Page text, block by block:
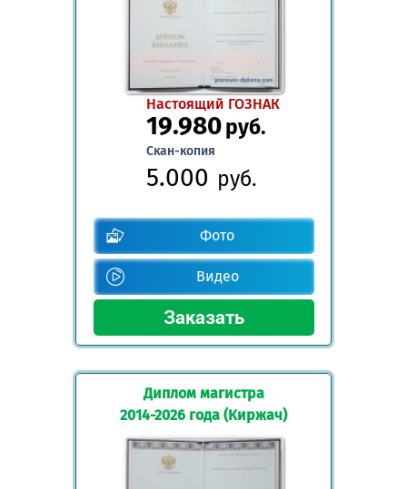
Настоящий ГОЗНАК
19.980руб.
Скан-копия
5.000 руб.
Фото
Видео
Диплом магистра
2014-2026 года (Киржач)